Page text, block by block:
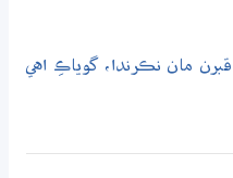
مان نڪرندا، گوياڪِ اهي